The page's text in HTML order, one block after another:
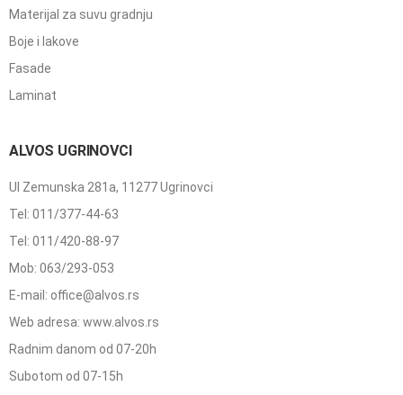
Materijal za suvu gradnju
Boje i lakove
Fasade
Laminat
ALVOS UGRINOVCI
Ul Zemunska 281a, 11277 Ugrinovci
Tel: 011/377-44-63
Tel: 011/420-88-97
Mob: 063/293-053
E-mail: office@alvos.rs
Web adresa: www.alvos.rs
Radnim danom od 07-20h
Subotom od 07-15h